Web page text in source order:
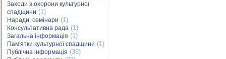
Заходи з охорони культурної
спадщини (1)
Наради, семінари (1)
Консультативна рада (1)
Загальна інформація (1)
Пам'ятки культурної спадщини (1)
Публічна інформація (36)